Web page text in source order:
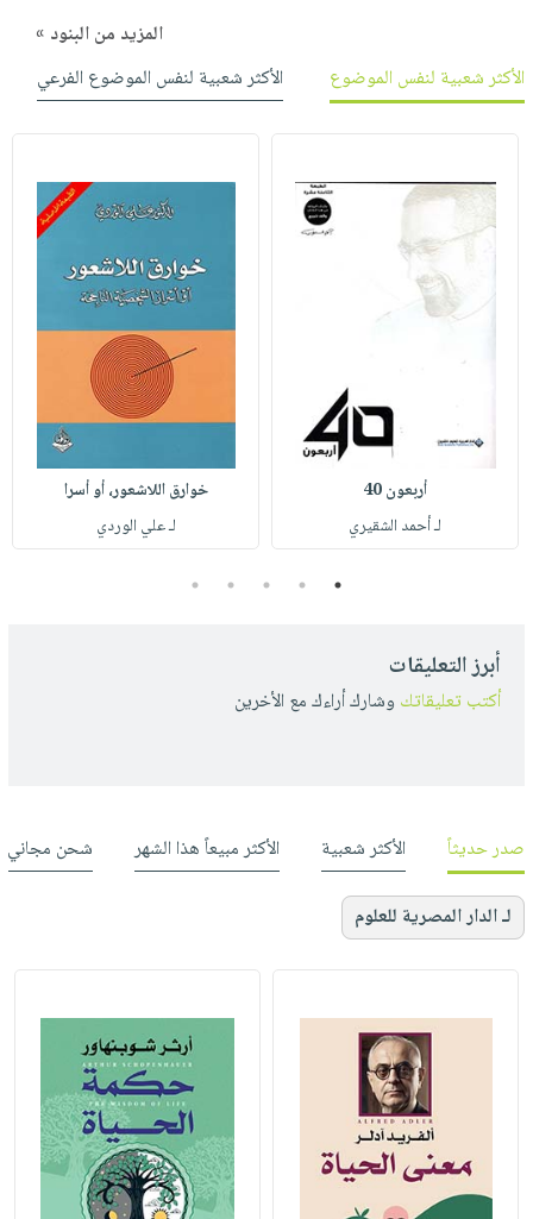
المزيد من البنود »
الأكثر شعبية لنفس الموضوع
الأكثر شعبية لنفس الموضوع الفرعي
أربعون 40
لـ أحمد الشقيري
خوارق اللاشعور، أو أسرا
لـ علي الوردي
1
2
3
4
5
أبرز التعليقات
أكتب تعليقاتك وشارك أراءك مع الأخرين
صدر حديثاً الأكثر شعبية الأكثر مبيعاً هذا الشهر شحن مجاني
لـ الدار المصرية للعلوم